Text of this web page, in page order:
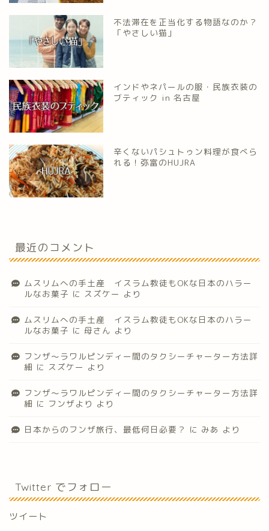
不法滞在を正当化する物語なのか？
「やさしい猫」
インドやネパールの服・民族衣装の
ブティック in 名古屋
辛くないパシュトゥン料理が食べら
れる！弥富のHUJRA
最近のコメント
ムスリムへの手土産 イスラム教徒もOKな日本のハラー
ルなお菓子 に スズケー より
ムスリムへの手土産 イスラム教徒もOKな日本のハラー
ルなお菓子 に 母さん より
フンザ〜ラワルピンディー間のタクシーチャーター方法詳
細 に スズケー より
フンザ〜ラワルピンディー間のタクシーチャーター方法詳
細 に フンザより より
日本からのフンザ旅行、最低何日必要？ に みあ より
Twitter でフォロー
ツイート